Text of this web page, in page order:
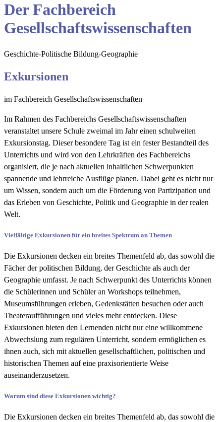
Der Fachbereich
Gesellschaftswissenschaften
Geschichte-Politische Bildung-Geographie
Exkursionen
im Fachbereich Gesellschaftswissenschaften
Im Rahmen des Fachbereichs Gesellschaftswissenschaften
veranstaltet unsere Schule zweimal im Jahr einen schulweiten
Exkursionstag. Dieser besondere Tag ist ein fester Bestandteil des
Unterrichts und wird von den Lehrkräften des Fachbereichs
organisiert, die je nach aktuellen inhaltlichen Schwerpunkten
spannende und lehrreiche Ausflüge planen. Dabei geht es nicht nur
um Wissen, sondern auch um die Förderung von Partizipation und
das Erleben von Geschichte, Politik und Geographie in der realen
Welt.
Vielfältige Exkursionen für ein breites Spektrum an Themen
Die Exkursionen decken ein breites Themenfeld ab, das sowohl die
Fächer der politischen Bildung, der Geschichte als auch der
Geographie umfasst. Je nach Schwerpunkt des Unterrichts können
die Schülerinnen und Schüler an Workshops teilnehmen,
Museumsführungen erleben, Gedenkstätten besuchen oder auch
Theateraufführungen und vieles mehr entdecken. Diese
Exkursionen bieten den Lernenden nicht nur eine willkommene
Abwechslung zum regulären Unterricht, sondern ermöglichen es
ihnen auch, sich mit aktuellen gesellschaftlichen, politischen und
historischen Themen auf eine praxisorientierte Weise
auseinanderzusetzen.
Warum sind diese Exkursionen wichtig?
Die Exkursionen decken ein breites Themenfeld ab, das sowohl die